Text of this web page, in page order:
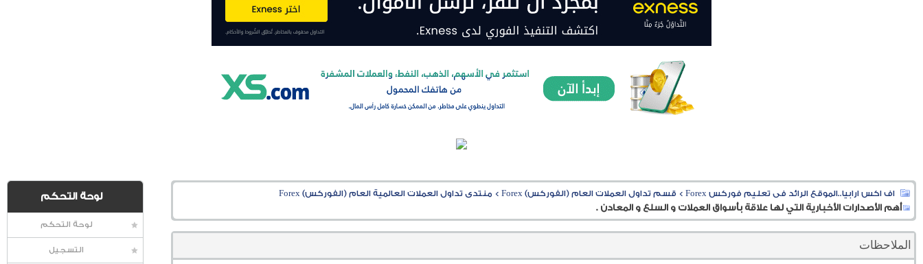
لوحة التحكم
لوحة التحكم
التسجيل
اف اكس ارابيا..الموقع الرائد فى تعليم فوركس Forex > قسم تداول العملات العام (الفوركس) Forex > منتدى تداول العملات العالمية العام (الفوركس) Forex
أهم الأصدارات الأخبارية التي لها علاقة بأسواق العملات و السلع و المعادن .
الملاحظات